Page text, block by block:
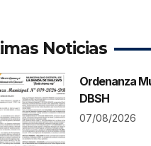
Noticias
Ordenanza
DBSH
07/08/2026